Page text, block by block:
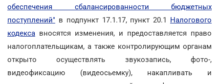
обеспечения сбалансированности бюджетных
поступлений" в подпункт 17.1.17, пункт 20.1 Налогового
кодекса вносятся изменения, и предоставляется право
налогоплательщикам, а также контролирующим органам
открыто осуществлять звукозапись, фото-,
видеофиксацию (видеосьемку), накапливать и